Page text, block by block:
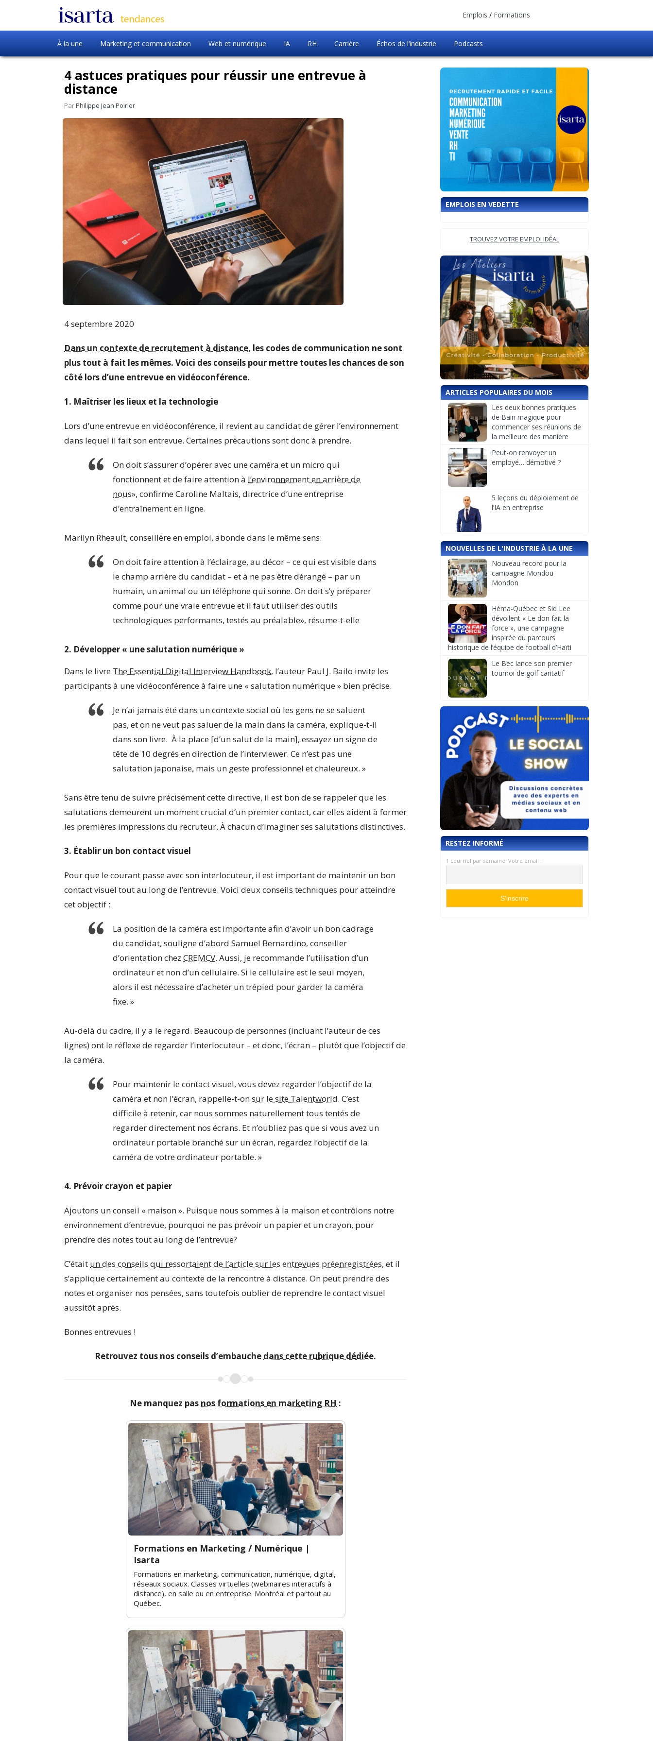
Emplois / Formations
À la une Marketing et communication Web et numérique IA RH Carrière Échos de l’industrie Podcasts
4 astuces pratiques pour réussir une entrevue à
distance
ParPhilippe Jean Poirier
4 septembre 2020
Dans un contexte de recrutement à distance, les codes de communication ne sont
plus tout à fait les mêmes. Voici des conseils pour mettre toutes les chances de son
côté lors d’une entrevue en vidéoconférence.
1. Maîtriser les lieux et la technologie
Lors d’une entrevue en vidéoconférence, il revient au candidat de gérer l’environnement
dans lequel il fait son entrevue. Certaines précautions sont donc à prendre.
On doit s’assurer d’opérer avec une caméra et un micro qui
fonctionnent et de faire attention à l’environnement en arrière de
nous», confirme Caroline Maltais, directrice d’une entreprise
d’entraînement en ligne.
Marilyn Rheault, conseillère en emploi, abonde dans le même sens:
On doit faire attention à l’éclairage, au décor – ce qui est visible dans
le champ arrière du candidat – et à ne pas être dérangé – par un
humain, un animal ou un téléphone qui sonne. On doit s’y préparer
comme pour une vraie entrevue et il faut utiliser des outils
technologiques performants, testés au préalable», résume-t-elle
2. Développer « une salutation numérique »
Dans le livre The Essential Digital Interview Handbook, l’auteur Paul J. Bailo invite les
participants à une vidéoconférence à faire une « salutation numérique » bien précise.
Je n’ai jamais été dans un contexte social où les gens ne se saluent
pas, et on ne veut pas saluer de la main dans la caméra, explique-t-il
dans son livre. À la place [d’un salut de la main], essayez un signe de
tête de 10 degrés en direction de l’interviewer. Ce n’est pas une
salutation japonaise, mais un geste professionnel et chaleureux. »
Sans être tenu de suivre précisément cette directive, il est bon de se rappeler que les
salutations demeurent un moment crucial d’un premier contact, car elles aident à former
les premières impressions du recruteur. À chacun d’imaginer ses salutations distinctives.
3. Établir un bon contact visuel
Pour que le courant passe avec son interlocuteur, il est important de maintenir un bon
contact visuel tout au long de l’entrevue. Voici deux conseils techniques pour atteindre
cet objectif :
La position de la caméra est importante afin d’avoir un bon cadrage
du candidat, souligne d’abord Samuel Bernardino, conseiller
d’orientation chez CREMCV. Aussi, je recommande l’utilisation d’un
ordinateur et non d’un cellulaire. Si le cellulaire est le seul moyen,
alors il est nécessaire d’acheter un trépied pour garder la caméra
fixe. »
Au-delà du cadre, il y a le regard. Beaucoup de personnes (incluant l’auteur de ces
lignes) ont le réflexe de regarder l’interlocuteur – et donc, l’écran – plutôt que l’objectif de
la caméra.
Pour maintenir le contact visuel, vous devez regarder l’objectif de la
caméra et non l’écran, rappelle-t-onsur le site Talentworld. C’est
difficile à retenir, car nous sommes naturellement tous tentés de
regarder directement nos écrans. Et n’oubliez pas que si vous avez un
ordinateur portable branché sur un écran, regardez l’objectif de la
caméra de votre ordinateur portable. »
4. Prévoir crayon et papier
Ajoutons un conseil « maison ». Puisque nous sommes à la maison et contrôlons notre
environnement d’entrevue, pourquoi ne pas prévoir un papier et un crayon, pour
prendre des notes tout au long de l’entrevue?
C’était un des conseils qui ressortaient de l’article sur les entrevues préenregistrées, et il
s’applique certainement au contexte de la rencontre à distance. On peut prendre des
notes et organiser nos pensées, sans toutefois oublier de reprendre le contact visuel
aussitôt après.
Bonnes entrevues !
Retrouvez tous nos conseils d’embauche dans cette rubrique dédiée.
Ne manquez pas nos formations en marketing RH :
Formations en Marketing / Numérique |
Isarta
Formations en marketing, communication, numérique, digital,
réseaux sociaux. Classes virtuelles (webinaires interactifs à
distance), en salle ou en entreprise. Montréal et partout au
Québec.
EMPLOIS EN VEDETTE
TROUVEZ VOTRE EMPLOI IDÉAL
ARTICLES POPULAIRES DU MOIS
Les deux bonnes pratiques
de Bain magique pour
commencer ses réunions de
la meilleure des manière
Peut-on renvoyer un
employé… démotivé ?
5 leçons du déploiement de
l’IA en entreprise
NOUVELLES DE L'INDUSTRIE À LA UNE
Nouveau record pour la
campagne Mondou
Mondon
Héma-Québec et Sid Lee
dévoilent « Le don fait la
force », une campagne
inspirée du parcours
historique de l’équipe de football d’Haïti
Le Bec lance son premier
tournoi de golf caritatif
RESTEZ INFORMÉ
1 courriel par semaine. Votre email :